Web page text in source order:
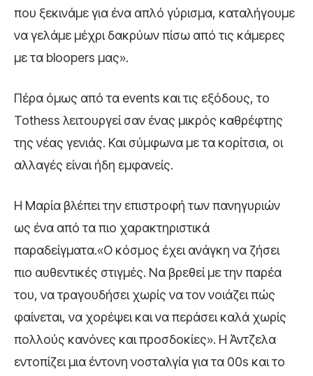
που ξεκινάμε για ένα απλό γύρισμα, καταλήγουμε
να γελάμε μέχρι δακρύων πίσω από τις κάμερες
με τα bloopers μας».
Πέρα όμως από τα events και τις εξόδους, το
Tothess λειτουργεί σαν ένας μικρός καθρέφτης
της νέας γενιάς. Και σύμφωνα με τα κορίτσια, οι
αλλαγές είναι ήδη εμφανείς.
Η Μαρία βλέπει την επιστροφή των πανηγυριών
ως ένα από τα πιο χαρακτηριστικά
παραδείγματα.«Ο κόσμος έχει ανάγκη να ζήσει
πιο αυθεντικές στιγμές. Να βρεθεί με την παρέα
του, να τραγουδήσει χωρίς να τον νοιάζει πώς
φαίνεται, να χορέψει και να περάσει καλά χωρίς
πολλούς κανόνες και προσδοκίες». Η Άντζελα
εντοπίζει μια έντονη νοσταλγία για τα 00s και το